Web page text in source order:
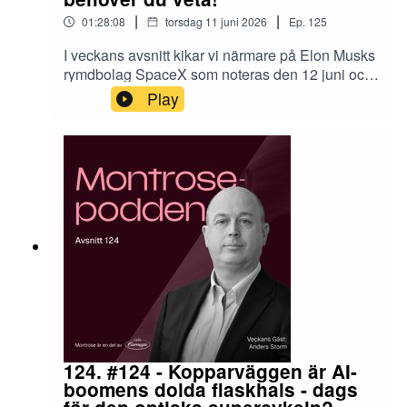
01:28:08 | torsdag 11 juni 2026 | Ep. 125
I veckans avsnitt kikar vi närmare på Elon Musks
rymdbolag SpaceX som noteras den 12 juni och
förväntas bli den största börsnoteringen
någonsin. Men vad gör bolaget, vilka är de tre
benen som verksamheten vilar på och vilket eller
vilka av dem går med vinst idag? Det och mycket
mer i dagens avsnitt.Delikat lyssning på
er,Nicklas & VictorDe pengar som placeras kan
både öka och minska i värde och det är inte
säkert att du får tillbaka hela det insatta kapitalet.
Historisk avkastning är ingen garanti för framtida
Play
124. #124 - Kopparväggen är AI-
boomens dolda flaskhals - dags